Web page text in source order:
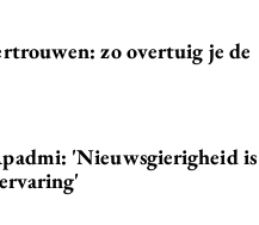
zo overtuig je de
'Nieuwsgierigheid is